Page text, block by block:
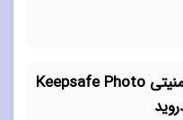
دانلود برنامه امنیتی Keepsafe Photo